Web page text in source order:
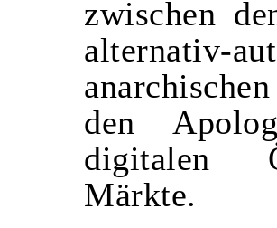
zwischen
alternativ-
den
digitalen
Märkte.